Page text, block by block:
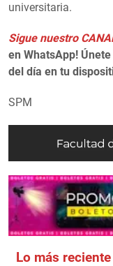
universitaria.
Sigue nuestro
en WhatsApp!
del día en tu
SPM
Lo más reciente